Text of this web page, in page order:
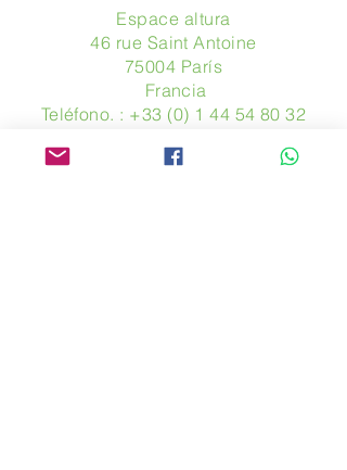
Espace altura
46 rue Saint Antoine
75004 París
​ Francia
Teléfono. : +33 (0) 1 44 54 80 32
www.avpa.fr